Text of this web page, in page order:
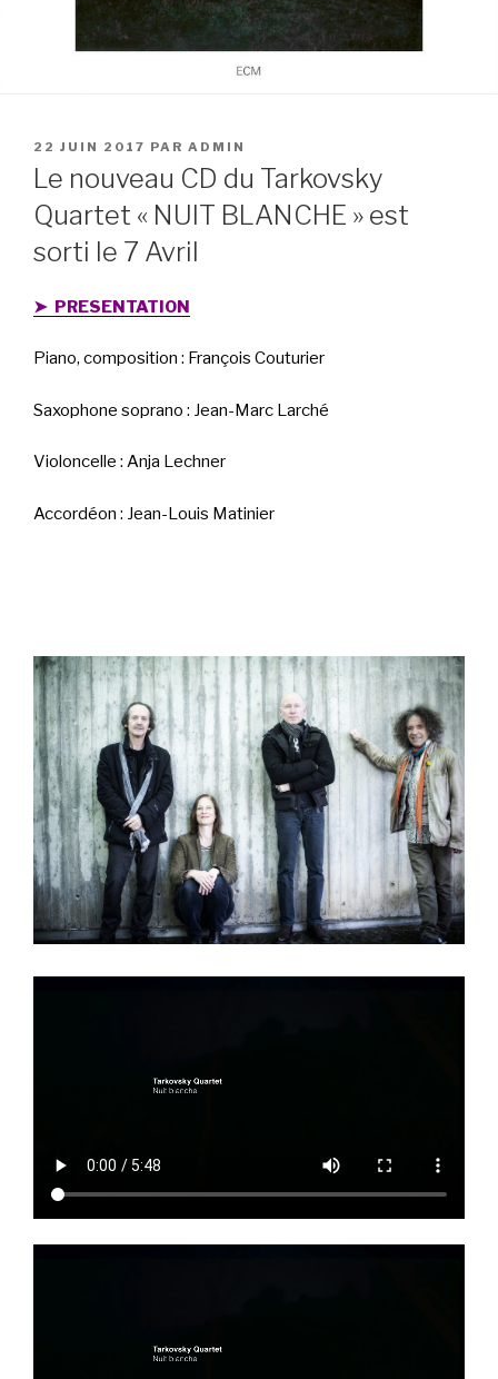
PUBLIÉ
LE
22 JUIN 2017 PAR ADMIN
Le nouveau CD du Tarkovsky
Quartet « NUIT BLANCHE » est
sorti le 7 Avril
➤ PRESENTATION
Piano, composition : François Couturier
Saxophone soprano : Jean-Marc Larché
Violoncelle : Anja Lechner
Accordéon : Jean-Louis Matinier